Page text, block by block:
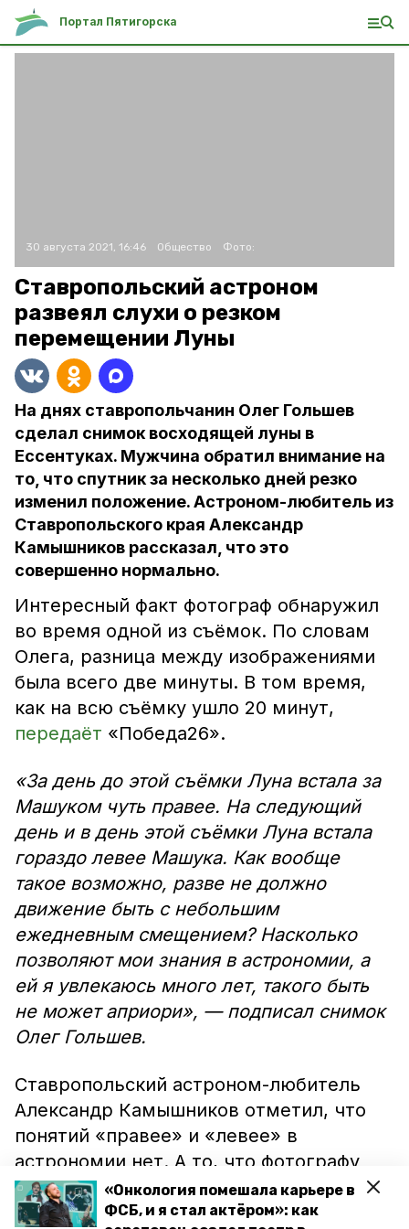
«Онкология помешала карьере в
ФСБ, и я стал актёром»: как
Портал Пятигорска
30 августа 2021, 16:46 Общество Фото:
Ставропольский астроном
развеял слухи о резком
перемещении Луны
На днях ставропольчанин Олег Гольшев
сделал снимок восходящей луны в
Ессентуках. Мужчина обратил внимание на
то, что спутник за несколько дней резко
изменил положение. Астроном-любитель из
Ставропольского края Александр
Камышников рассказал, что это
совершенно нормально.
Интересный факт фотограф обнаружил
во время одной из съёмок. По словам
Олега, разница между изображениями
была всего две минуты. В том время,
как на всю съёмку ушло 20 минут,
передаёт «Победа26».
«За день до этой съёмки Луна встала за
Машуком чуть правее. На следующий
день и в день этой съёмки Луна встала
гораздо левее Машука. Как вообще
такое возможно, разве не должно
движение быть с небольшим
ежедневным смещением? Насколько
позволяют мои знания в астрономии, а
ей я увлекаюсь много лет, такого быть
не может априори», — подписал снимок
Олег Гольшев.
Ставропольский астроном-любитель
Александр Камышников отметил, что
понятий «правее» и «левее» в
астрономии нет. А то, что фотографу
может казаться странным, может быть
совершенно нормально, потому что